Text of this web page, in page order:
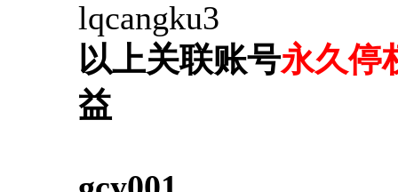
lqcangku3
以上关联账号永久停
益